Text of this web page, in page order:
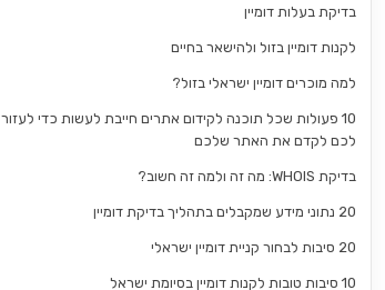
בדיקת בעלות דומיין
לקנות דומיין בזול ולהישאר בחיים
למה מוכרים דומיין ישראלי בזול?
10 פעולות שכל תוכנה לקידום אתרים חייבת לעשות כדי לעזור
לכם לקדם את האתר שלכם
בדיקת WHOIS: מה זה ולמה זה חשוב?
20 נתוני מידע שמקבלים בתהליך בדיקת דומיין
20 סיבות לבחור קניית דומיין ישראלי
10 סיבות טובות לקנות דומיין בסיומת ישראל